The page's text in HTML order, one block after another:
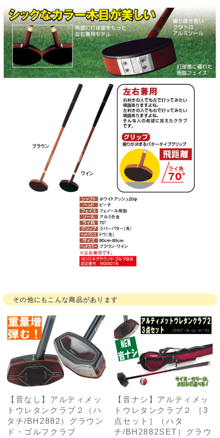
その他にもこんな商品があります
【音なし】アルティメッ
トウレタンクラブ２（ハ
タチ/BH2882）グラウン
ド・ゴルフクラブ
【音ナシ】アルティメッ
トウレタンクラブ２ ［3
点セット］（ハタ
チ/BH2882SET）グラウ